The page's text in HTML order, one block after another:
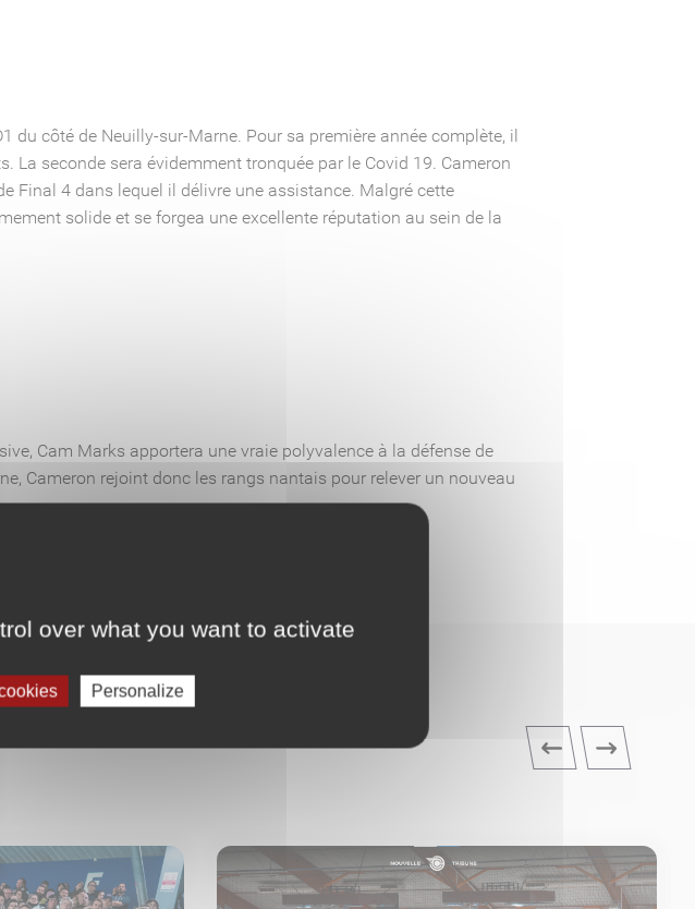
du côté de Neuilly-sur-Marne. Pour sa première année complète, il
seconde sera évidemment tronquée par le Covid 19. Cameron
Final 4 dans lequel il délivre une assistance. Malgré cette
solide et se forgea une excellente réputation au sein de la
Cam Marks apportera une vraie polyvalence à la défense de
Cameron rejoint donc les rangs nantais pour relever un nouveau
over what you want to activate
Personalize